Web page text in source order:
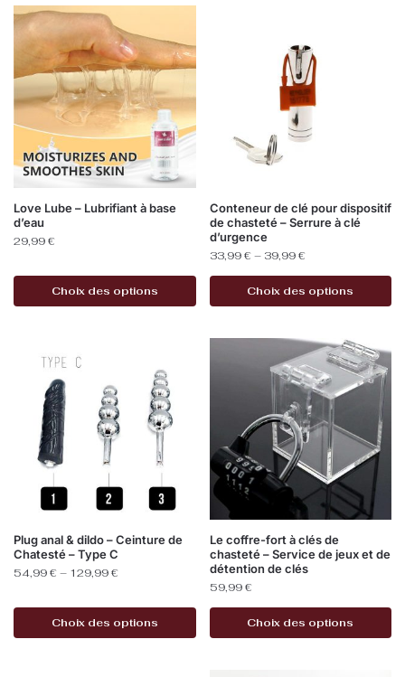
Love Lube – Lubrifiant à base
d’eau
29,99€
Choix des options
Conteneur de clé pour dispositif
de chasteté – Serrure à clé
d’urgence
33,99€ – 39,99€
Choix des options
Plug anal & dildo – Ceinture de
Chatesté – Type C
54,99€– 129,99€
Choix des options
Le coffre-fort à clés de
chasteté – Service de jeux et de
détention de clés
59,99€
Choix des options